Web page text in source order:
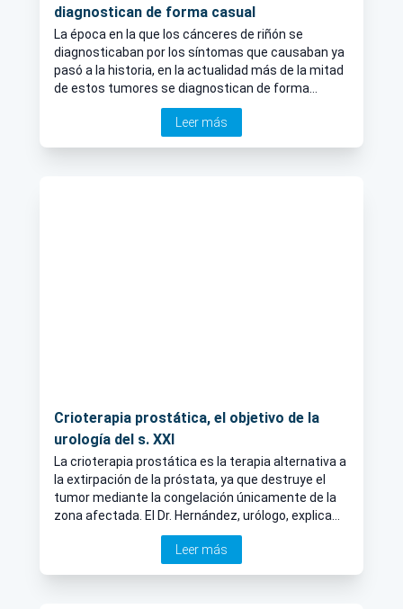
diagnostican de forma casual
La época en la que los cánceres de riñón se
diagnosticaban por los síntomas que causaban ya
pasó a la historia, en la actualidad más de la mitad
de estos tumores se diagnostican de forma
casual a raíz de exploraciones (ecografía, TAC,
etc.) pedidas por otras causas.
Leer más
Crioterapia prostática, el objetivo de la
urología del s. XXI
La crioterapia prostática es la terapia alternativa a
la extirpación de la próstata, ya que destruye el
tumor mediante la congelación únicamente de la
zona afectada. El Dr. Hernández, urólogo, explica
que, de esta forma, se evita la incontinencia de
orina y la impotencia sexual.
Leer más